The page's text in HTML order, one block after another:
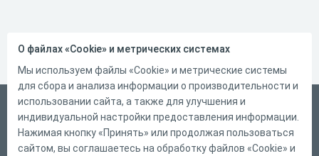
Русский
Справка
Форма обратной связи
О файлах «Cookie» и метрических системах
Мы используем файлы «Cookie» и метрические системы
для сбора и анализа информации о производительности и
использовании сайта, а также для улучшения и
индивидуальной настройки предоставления информации.
Нажимая кнопку «Принять» или продолжая пользоваться
сайтом, вы соглашаетесь на обработку файлов «Cookie» и